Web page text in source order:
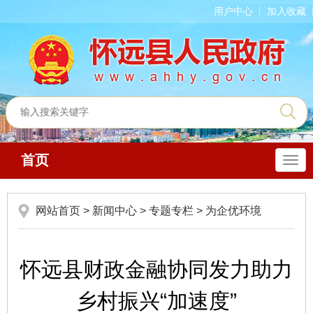
用户中心 加入收藏
导
航
首页
网站首页 > 新闻中心 > 专题专栏 > 为企优环境
怀远县财政金融协同发力助力
乡村振兴“加速度”